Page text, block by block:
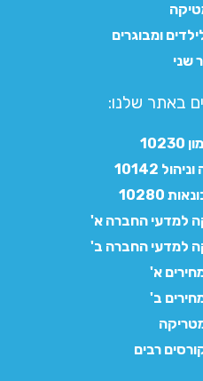
ומבוגרים
שני
באתר שלנו:​
10142
10280
למדעי החברה א'
למדעי החברה ב'
א'
ב'
רבים